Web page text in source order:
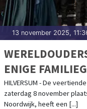
13 november 2025,
ENIGE
€578.750,- OP
HILVERSUM - De
zaterdag 8 november
Noordwijk, heeft een [...]